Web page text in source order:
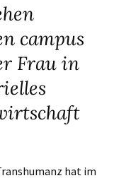
campus
Frau in
hat im